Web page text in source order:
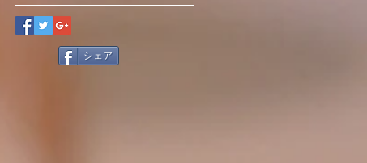
シェア